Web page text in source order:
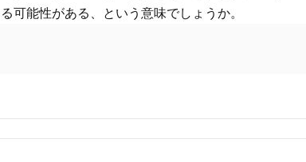
能性がある、という意味でしょうか。